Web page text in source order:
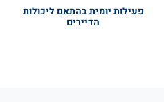
פעילות יומית בהתאם ליכולות
הדיירים